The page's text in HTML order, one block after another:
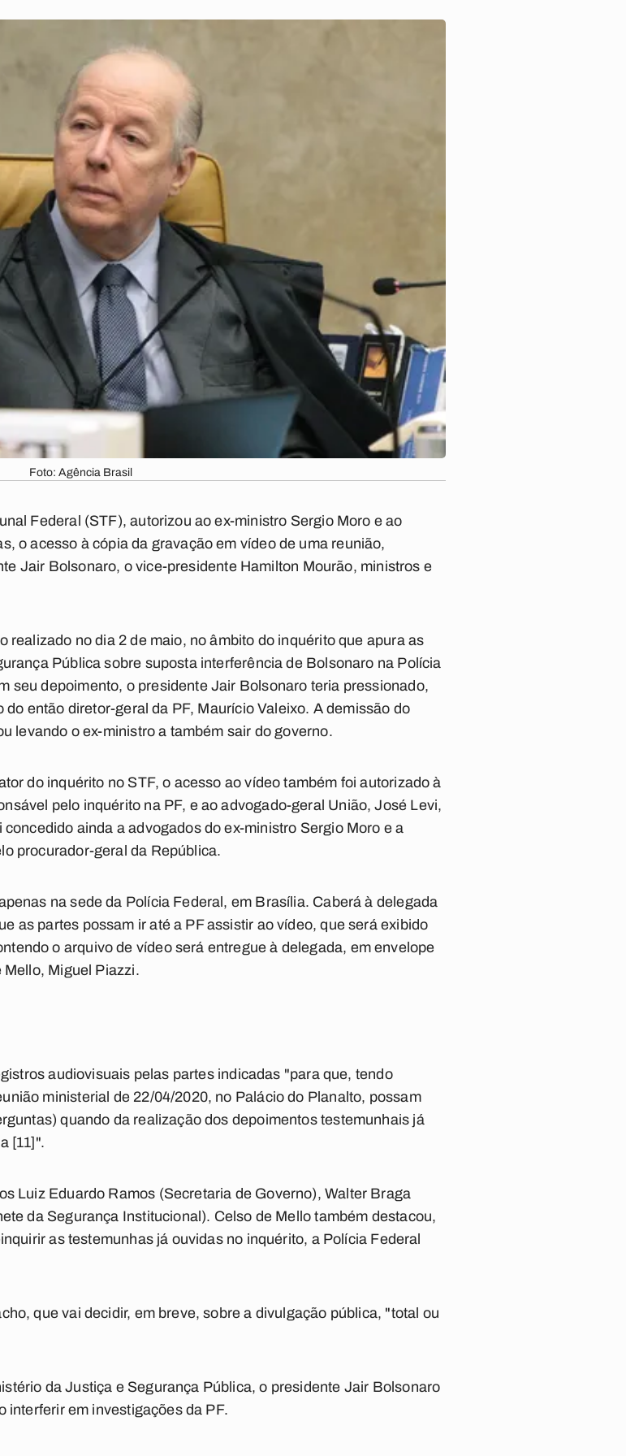
Foto: Agência Brasil
Federal (STF), autorizou ao ex-ministro Sergio Moro e ao
o acesso à cópia da gravação em vídeo de uma reunião,
Jair Bolsonaro, o vice-presidente Hamilton Mourão, ministros e
realizado no dia 2 de maio, no âmbito do inquérito que apura as
Pública sobre suposta interferência de Bolsonaro na Polícia
seu depoimento, o presidente Jair Bolsonaro teria pressionado,
então diretor-geral da PF, Maurício Valeixo. A demissão do
levando o ex-ministro a também sair do governo.
do inquérito no STF, o acesso ao vídeo também foi autorizado à
pelo inquérito na PF, e ao advogado-geral União, José Levi,
ainda a advogados do ex-ministro Sergio Moro e a
procurador-geral da República.
na sede da Polícia Federal, em Brasília. Caberá à delegada
as partes possam ir até a PF assistir ao vídeo, que será exibido
o arquivo de vídeo será entregue à delegada, em envelope
Mello, Miguel Piazzi.
audiovisuais pelas partes indicadas "para que, tendo
ministerial de 22/04/2020, no Palácio do Planalto, possam
quando da realização dos depoimentos testemunhais já
[11]".
Luiz Eduardo Ramos (Secretaria de Governo), Walter Braga
da Segurança Institucional). Celso de Mello também destacou,
as testemunhas já ouvidas no inquérito, a Polícia Federal
que vai decidir, em breve, sobre a divulgação pública, "total ou
da Justiça e Segurança Pública, o presidente Jair Bolsonaro
interferir em investigações da PF.